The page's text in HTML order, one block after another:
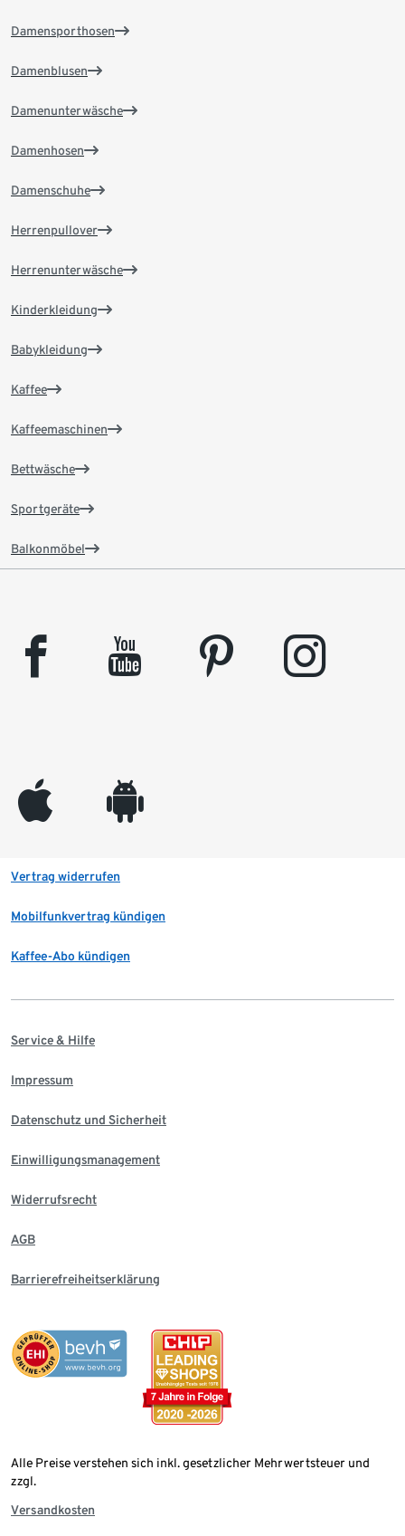
Damensporthosen
Damenblusen
Damenunterwäsche
Damenhosen
Damenschuhe
Herrenpullover
Herrenunterwäsche
Kinderkleidung
Babykleidung
Kaffee
Kaffeemaschinen
Bettwäsche
Sportgeräte
Balkonmöbel
facebook youtube pinterest instagram
appleinc android
Vertrag widerrufen
Mobilfunkvertrag kündigen
Kaffee-Abo kündigen
Service & Hilfe
Impressum
Datenschutz und Sicherheit
Einwilligungsmanagement
Widerrufsrecht
AGB
Barrierefreiheitserklärung
Alle Preise verstehen sich inkl. gesetzlicher Mehrwertsteuer und
zzgl.
Versandkosten